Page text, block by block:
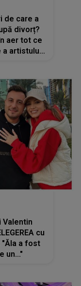
de care a
divorț?
aer tot ce
a artistului:
Valentin
cu
"Ăla a fost
un..."